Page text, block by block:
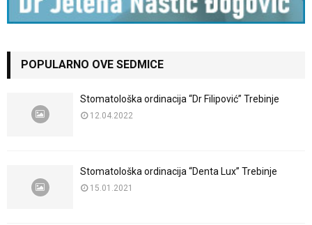
POPULARNO OVE SEDMICE
Stomatološka ordinacija “Dr Filipović” Trebinje
12.04.2022
Stomatološka ordinacija “Denta Lux” Trebinje
15.01.2021